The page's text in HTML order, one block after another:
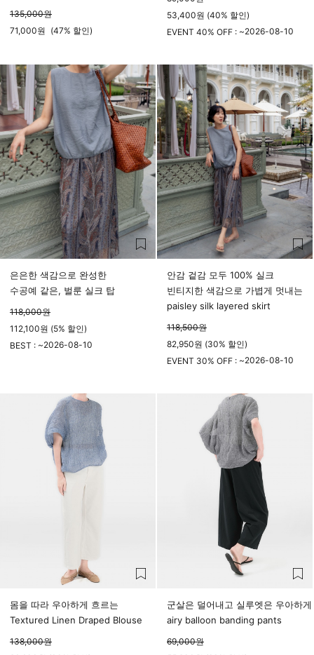
135,000원
71,000원 (47% 할인)
53,400원 (40% 할인)
EVENT 40% OFF : ~2026-08-10
은은한 색감으로 완성한
수공예 같은, 벌룬 실크 탑
118,000원
112,100원 (5% 할인)
BEST : ~2026-08-10
안감 겉감 모두 100% 실크
빈티지한 색감으로 가볍게 멋내는
paisley silk layered skirt
118,500원
82,950원 (30% 할인)
EVENT 30% OFF : ~2026-08-10
몸을 따라 우아하게 흐르는
Textured Linen Draped Blouse
138,000원
군살은 덜어내고 실루엣은 우아하게
airy balloon banding pants
69,000원